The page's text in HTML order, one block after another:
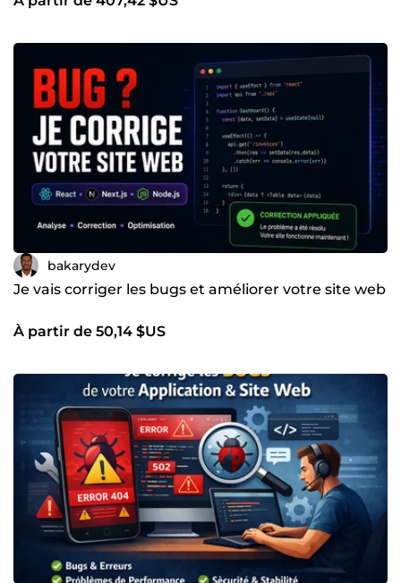
bakarydev
Je vais corriger les bugs et améliorer votre site web
À partir de 50,14 $US